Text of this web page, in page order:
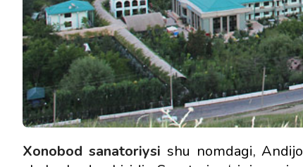
Xonobod sanatoriysi shu nomdagi,